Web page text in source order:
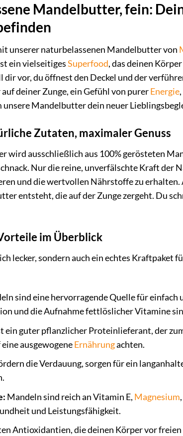
Mandelbutter, fein:
unserer naturbelassenen Mandelbutter von
ein vielseitigesSuperfood, das deinen
dir vor, du öffnest den Deckel und der
deiner Zunge, ein Gefühl von purerEnergie
Mandelbutter dein neuer
Zutaten, maximaler Genuss
wird ausschließlich aus 100% gerösteten
Nur die reine, unverfälschte Kraft der
und die wertvollen Nährstoffe zu
entsteht, die auf der Zunge zergeht. Du
im Überblick
lecker, sondern auch ein echtes Kraftpaket
sind eine hervorragende Quelle für
und die Aufnahme fettlöslicher Vitamine
ein guter pflanzlicher Proteinlieferant, der
ausgewogeneErnährungachten.
die Verdauung, sorgen für ein
Mandeln sind reich an Vitamin E, Magnesium
und Leistungsfähigkeit.
Antioxidantien, die deinen Körper vor